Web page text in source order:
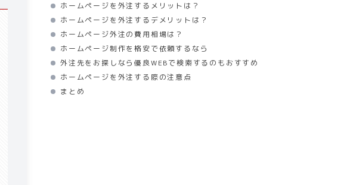
ホームページを外注するメリットは？
ホームページを外注するデメリットは？
ホームページ外注の費用相場は？
ホームページ制作を格安で依頼するなら
外注先をお探しなら優良WEBで検索するのもおすすめ
ホームページを外注する際の注意点
まとめ